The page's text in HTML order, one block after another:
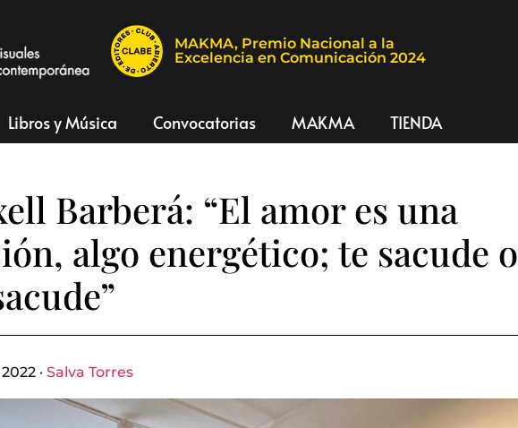
MAKMA, Premio Nacional a la
Excelencia en Comunicación 2024
Libros y Música Convocatorias MAKMA TIENDA
Barberá: “El amor es una
algo energético; te sacude o
· Salva Torres